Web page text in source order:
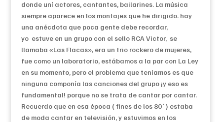
donde uní actores, cantantes, bailarines. La música
siempre aparece en los montajes que he dirigido. hay
una anécdota que poca gente debe recordar,
yo estuve en un grupo con el sello RCA Victor, se
llamaba «Las Flacas», era un trio rockero de mujeres,
fue como un laboratorio, estábamos a la par con La Ley
en su momento, pero el problema que teníamos es que
ninguna componía las canciones del grupo ¡y eso es
fundamental! porque no se trata de cantar por cantar.
Recuerdo que en esa época ( fines de los 80´) estaba
de moda cantar en televisión, y estuvimos en los